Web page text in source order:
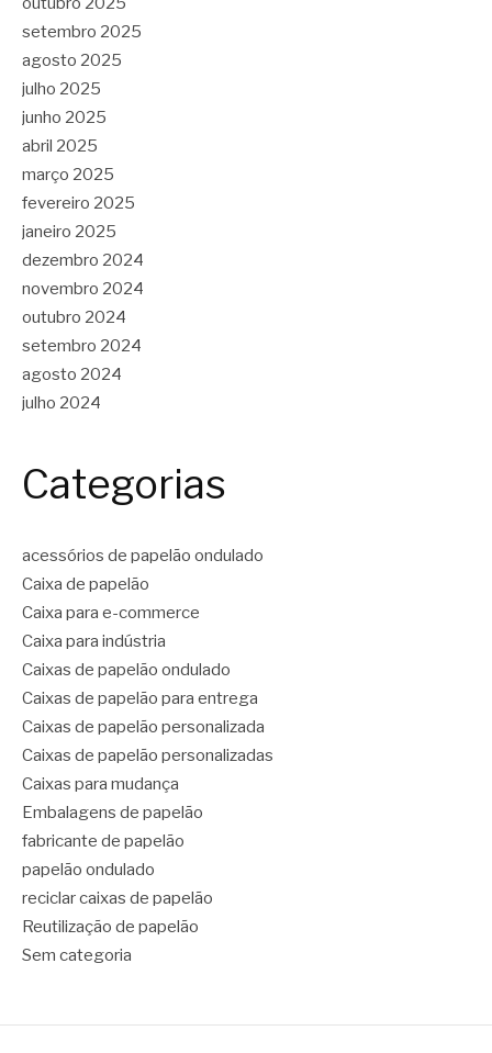
setembro 2025
agosto 2025
julho 2025
junho 2025
abril 2025
março 2025
fevereiro 2025
janeiro 2025
dezembro 2024
novembro 2024
outubro 2024
setembro 2024
agosto 2024
julho 2024
Categorias
acessórios de papelão ondulado
Caixa de papelão
Caixa para e-commerce
Caixa para indústria
Caixas de papelão ondulado
Caixas de papelão para entrega
Caixas de papelão personalizada
Caixas de papelão personalizadas
Caixas para mudança
Embalagens de papelão
fabricante de papelão
papelão ondulado
reciclar caixas de papelão
Reutilização de papelão
Sem categoria